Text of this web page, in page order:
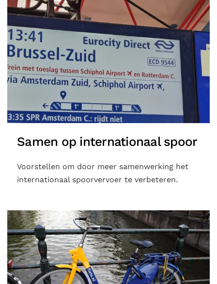
Samen op internationaal spoor
Voorstellen om door meer samenwerking het
internationaal spoorvervoer te verbeteren.